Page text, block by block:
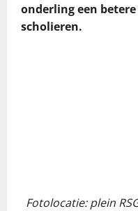
onderling een
scholieren.
Fotolocatie: plein